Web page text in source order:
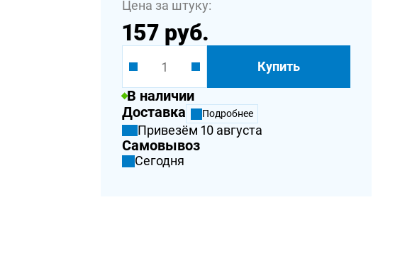
Цена за штуку:
157 руб.
Купить
В наличии
Доставка
Подробнее
Привезём 10 августа
Самовывоз
Сегодня